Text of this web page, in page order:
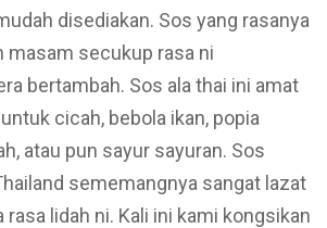
disediakan. Sos yang rasanya
masam secukup rasa ni
bertambah. Sos ala thai ini amat
cicah, bebola ikan, popia
atau pun sayur sayuran. Sos
sememangnya sangat lazat
lidah ni. Kali ini kami kongsikan